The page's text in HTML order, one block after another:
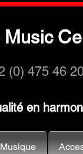
Music C
(0) 475 46
en